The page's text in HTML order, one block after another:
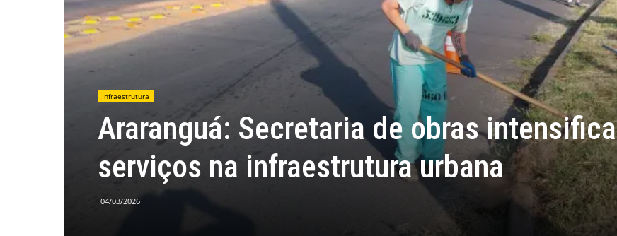
Infraestrutura
Araranguá: Secretaria de obras intensifica
serviços na infraestrutura urbana
04/03/2026